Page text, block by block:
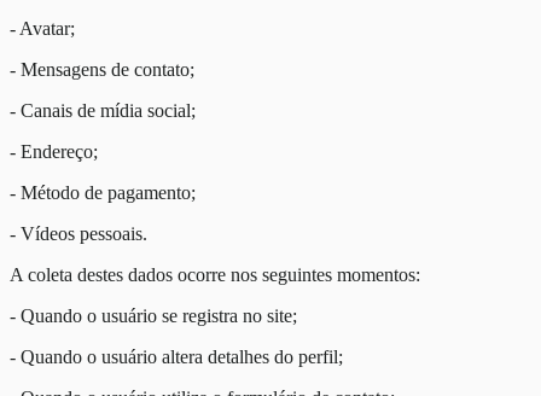
- Avatar;
- Mensagens de contato;
- Canais de mídia social;
- Endereço;
- Método de pagamento;
- Vídeos pessoais.
A coleta destes dados ocorre nos seguintes momentos:
- Quando o usuário se registra no site;
- Quando o usuário altera detalhes do perfil;